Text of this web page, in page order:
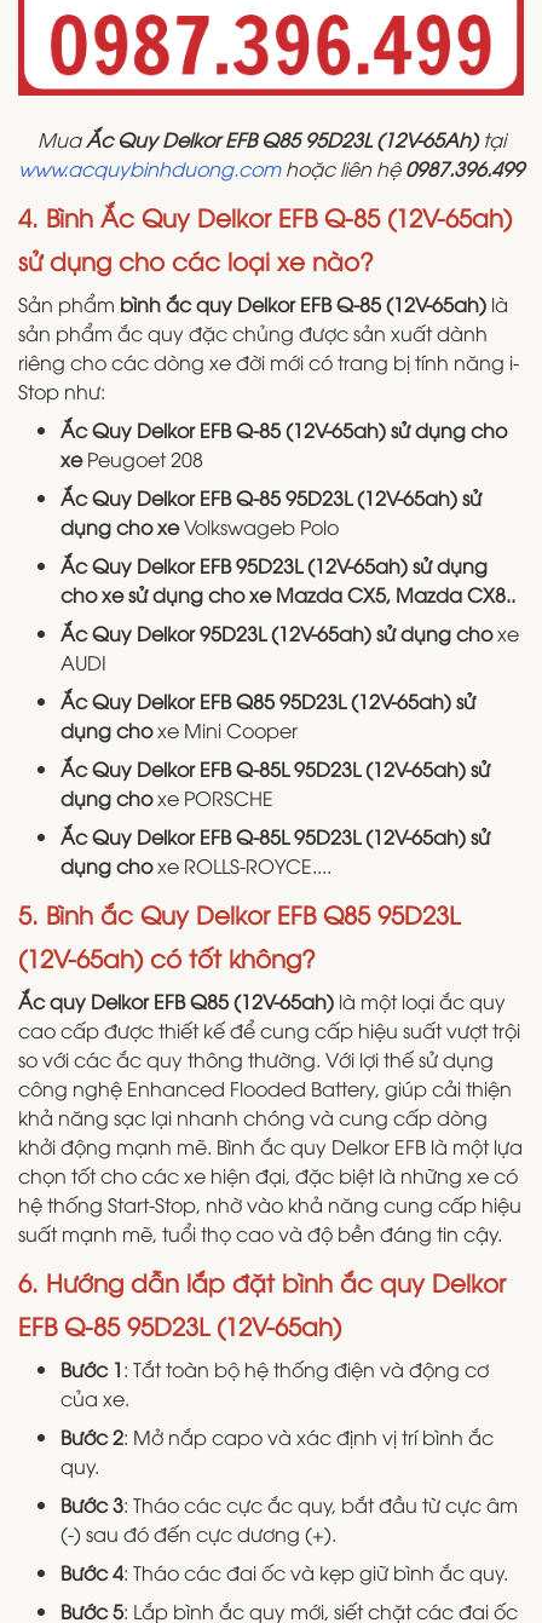
MuaẮc Quy Delkor EFB Q85 95D23L (12V-65Ah)tại
www.acquybinhduong.comhoặc liên hệ0987.396.499
4. Bình Ắc Quy Delkor EFB Q-85 (12V-65ah)
sử dụng cho các loại xe nào?
Sản phẩm bình ắc quy Delkor EFB Q-85 (12V-65ah) là
sản phẩm ắc quy đặc chủng được sản xuất dành
riêng cho các dòng xe đời mới có trang bị tính năng i-
Stop như:
Ắc Quy Delkor EFB Q-85 (12V-65ah) sử dụng cho
xePeugoet 208
Ắc Quy Delkor EFB Q-85 95D23L (12V-65ah) sử
dụng cho xeVolkswageb Polo
Ắc Quy Delkor EFB 95D23L (12V-65ah) sử dụng
cho xe sử dụng cho xe Mazda CX5, Mazda CX8..
Ắc Quy Delkor 95D23L (12V-65ah) sử dụng choxe
AUDI
Ắc Quy Delkor EFB Q85 95D23L (12V-65ah) sử
dụng choxe Mini Cooper
Ắc Quy Delkor EFB Q-85L 95D23L (12V-65ah) sử
dụng choxe PORSCHE
Ắc Quy Delkor EFB Q-85L 95D23L (12V-65ah) sử
dụng choxe ROLLS-ROYCE....
5. Bình ắc Quy Delkor EFB Q85 95D23L
(12V-65ah) có tốt không?
Ắc quy Delkor EFB Q85 (12V-65ah) là một loại ắc quy
cao cấp được thiết kế để cung cấp hiệu suất vượt trội
so với các ắc quy thông thường. Với lợi thế sử dụng
công nghệ Enhanced Flooded Battery, giúp cải thiện
khả năng sạc lại nhanh chóng và cung cấp dòng
khởi động mạnh mẽ. Bình ắc quy Delkor EFB là một lựa
chọn tốt cho các xe hiện đại, đặc biệt là những xe có
hệ thống Start-Stop, nhờ vào khả năng cung cấp hiệu
suất mạnh mẽ, tuổi thọ cao và độ bền đáng tin cậy.
6. Hướng dẫn lắp đặt bình ắc quy Delkor
EFB Q-85 95D23L (12V-65ah)
Bước 1: Tắt toàn bộ hệ thống điện và động cơ
của xe.
Bước 2: Mở nắp capo và xác định vị trí bình ắc
quy.
Bước 3: Tháo các cực ắc quy, bắt đầu từ cực âm
(-) sau đó đến cực dương (+).
Bước 4: Tháo các đai ốc và kẹp giữ bình ắc quy.
Bước 5: Lắp bình ắc quy mới, siết chặt các đai ốc